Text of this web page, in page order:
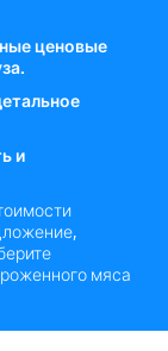
ценовые
и
мяса